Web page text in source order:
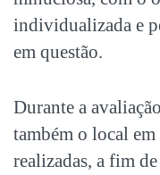
individualizada e
em questão.
Durante a
também o local em
realizadas, a fim